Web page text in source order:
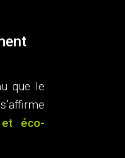
que le
éco-